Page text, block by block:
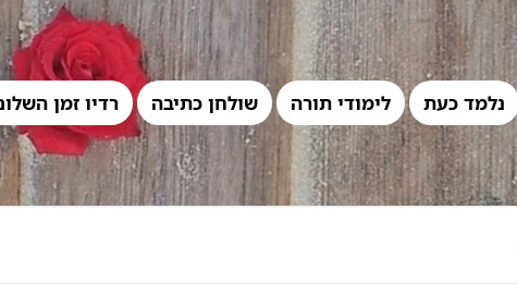
נלמד כעת לימודי תורה שולחן כתיבה רדיו זמן